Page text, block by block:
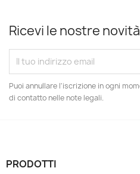
Ricevi le nostre
Puoi annullare l'iscrizione in ogni
di contatto nelle note legali.
PRODOTTI